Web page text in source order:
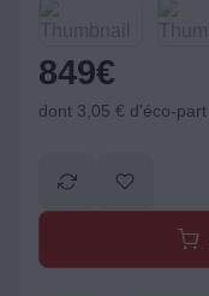
849€
dont 3,05 € d'éco-part